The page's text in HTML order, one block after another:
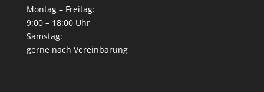
Montag – Freitag:
9:00 – 18:00 Uhr
Samstag:
gerne nach Vereinbarung